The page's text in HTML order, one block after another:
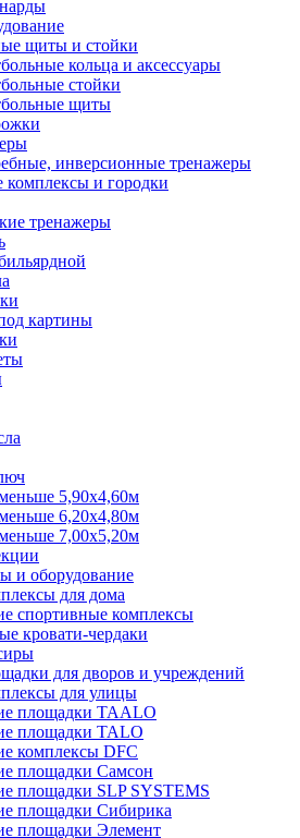
щиты и стойки
кольца и аксессуары
стойки
щиты
инверсионные тренажеры
и городки
тренажеры
картины
5,90х4,60м
6,20х4,80м
7,00х5,20м
и оборудование
для дома
спортивные комплексы
кровати-чердаки
для дворов и учреждений
для улицы
площадки TAALO
площадки TALO
комплексы DFC
площадки Самсон
площадки SLP SYSTEMS
площадки Сибирика
площадки Элемент